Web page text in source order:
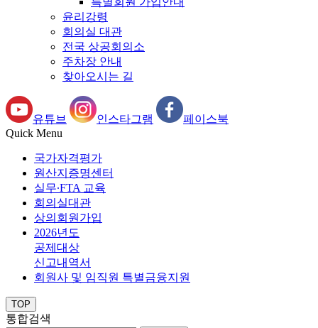
윤리강령
회의실 대관
전국 상공회의소
주차장 안내
찾아오시는 길
유튜브 인스타그램
페이스북
Quick Menu
국가자격평가
원산지증명센터
실무∙FTA 교육
회의실대관
상의회원가입
2026년도
공제대상
신고내역서
회원사 및 임직원 특별금융지원
TOP
통합검색